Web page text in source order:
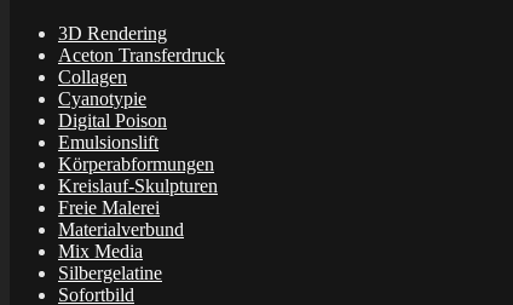
3D Rendering
Aceton Transferdruck
Collagen
Cyanotypie
Digital Poison
Emulsionslift
Körperabformungen
Kreislauf-Skulpturen
Freie Malerei
Materialverbund
Mix Media
Silbergelatine
Sofortbild